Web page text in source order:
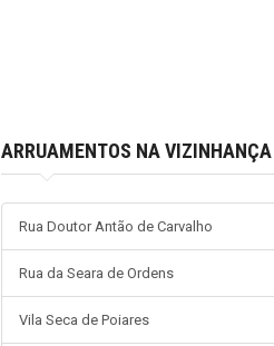
ARRUAMENTOS NA VIZINHANÇA
Rua Doutor Antão de Carvalho
Rua da Seara de Ordens
Vila Seca de Poiares